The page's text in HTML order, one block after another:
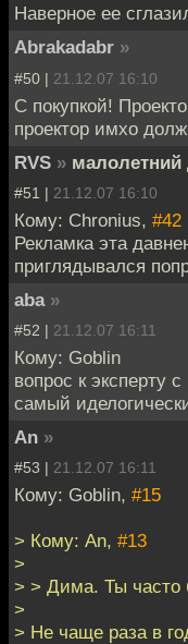
Наверное ее
Abrakadabr »
#50 | 21.12.07 16:10
С покупкой!
проектор имхо
RVS »
#51 | 21.12.07 16:10
Кому: Chronius, #42
Рекламка эта
приглядывался
aba »
#52 | 21.12.07 16:11
Кому: Goblin
вопрос к эксперту
самый
An »
#53 | 21.12.07 16:11
Кому: Goblin, #15
> Кому: An, #13
>
> > Дима. Ты часто
>
> Не чаще раза в